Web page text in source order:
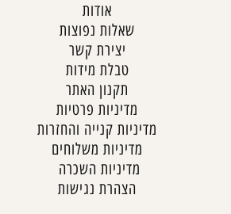
אודות
שאלות נפוצות
יצירת קשר
טבלת מידות
תקנון האתר
מדיניות פרטיות
מדיניות קנייה והחזרות
מדיניות משלוחים
מדיניות השכרה
הצהרת נגישות